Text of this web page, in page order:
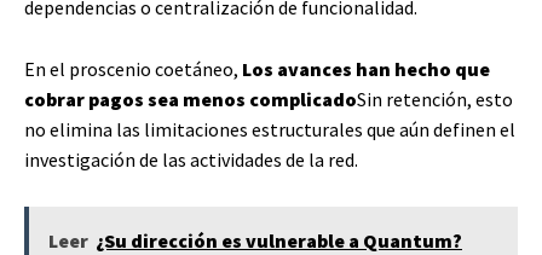
dependencias o centralización de funcionalidad.
En el proscenio coetáneo, Los avances han hecho que
cobrar pagos sea menos complicadoSin retención, esto
no elimina las limitaciones estructurales que aún definen el
investigación de las actividades de la red.
Leer ¿Su dirección es vulnerable a Quantum?